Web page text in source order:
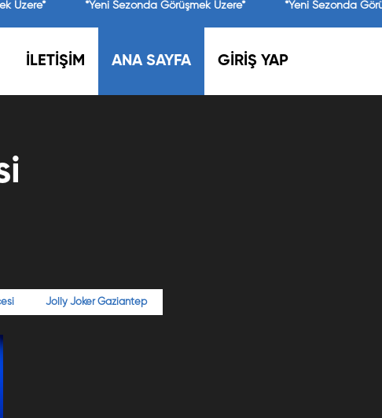
Üzere* *Yeni Sezonda Görüşmek Üzere* *Yeni Sezonda
İLETİŞİM ANA SAYFA GİRİŞ YAP
Jolly Joker Gaziantep